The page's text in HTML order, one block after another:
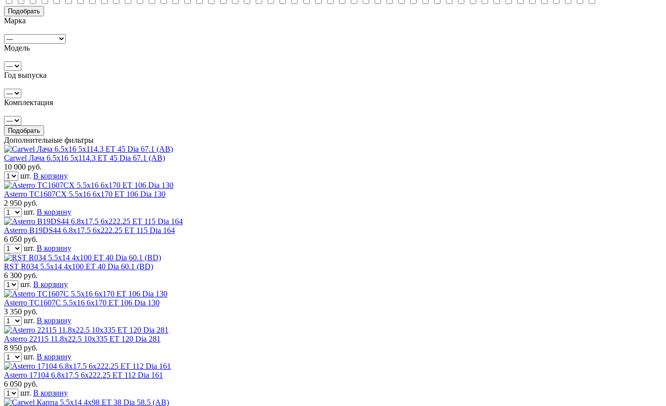
Подобрать
Марка
Модель
Год выпуска
Комплектация
Подобрать
Дополнительные фильтры
Carwel Лача 6.5x16 5x114.3 ET 45 Dia 67.1 (AB)
10 000 руб.
шт. В корзину
Asterro TC1607CX 5.5x16 6x170 ET 106 Dia 130
2 950 руб.
шт. В корзину
Asterro B19DS44 6.8x17.5 6x222.25 ET 115 Dia 164
6 050 руб.
шт. В корзину
RST R034 5.5x14 4x100 ET 40 Dia 60.1 (BD)
6 300 руб.
шт. В корзину
Asterro TC1607C 5.5x16 6x170 ET 106 Dia 130
3 350 руб.
шт. В корзину
Asterro 22115 11.8x22.5 10x335 ET 120 Dia 281
8 950 руб.
шт. В корзину
Asterro 17104 6.8x17.5 6x222.25 ET 112 Dia 161
6 050 руб.
шт. В корзину